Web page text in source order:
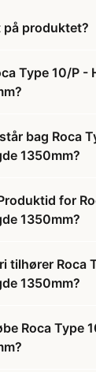
på produktet?
Type 10/P -
bag Roca
1350mm?
for
1350mm?
tilhører Roca
1350mm?
Roca Type